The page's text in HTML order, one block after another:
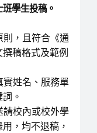
學生投稿。
則，且符合《通
稿格式及範例
實姓名、服務單
。
請校內或校外學
，均不退稿，